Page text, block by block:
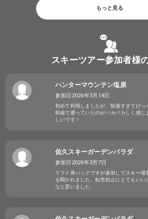
もっと見る
スキーツアー参加者様
ハンターマウンテン塩原
参加日2026年3月14日
初めて利用しましたが、快適すぎてびっ
幹線で通っていたのがバカバカしく感じ
しいです！
佐久スキーガーデンパラダ
参加日2026年3月7日
リフト券パックですが参加してスキー
を聞かれました。転売防止にとてもい
なと思いました。